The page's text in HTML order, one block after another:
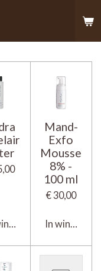
Mand-
Exfo
Mousse
8% -
100 ml
€ 30,00
In